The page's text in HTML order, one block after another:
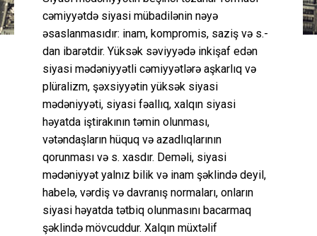
cəmiyyətdə siyasi mübadilənin nəyə
əsaslanmasıdır: inam, kompromis, saziş və s.-
dan ibarətdir. Yüksək səviyyədə inkişaf edən
siyasi mədəniyyətli cəmiyyətlərə aşkarlıq və
plüralizm, şəxsiyyətin yüksək siyasi
mədəniyyəti, siyasi fəallıq, xalqın siyasi
həyatda iştirakının təmin olunması,
vətəndaşların hüquq və azadlıqlarının
qorunması və s. xasdır. Deməli, siyasi
mədəniyyət yalnız bilik və inam şəklində deyil,
habelə, vərdiş və davranış normaları, onların
siyasi həyatda tətbiq olunmasını bacarmaq
şəklində mövcuddur. Xalqın müxtəlif